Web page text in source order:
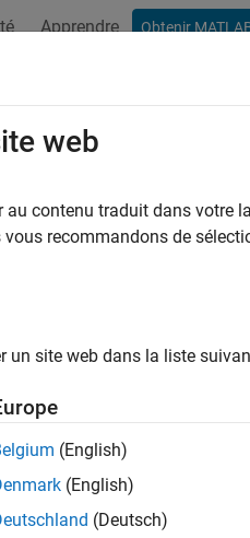
Apprendre Obtenir
Configuration
Pointcategory enables
native floating point support
Point
Strategy
Denormals
web
au contenu traduit dans
vous recommandons de
un site web dans la liste
(English)
(English)
(Deutsch)